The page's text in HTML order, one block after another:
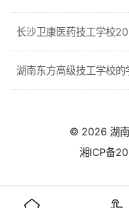
长沙卫康医药技工学校
湖南东方高级技工学校的
© 2026 湖
湘ICP备